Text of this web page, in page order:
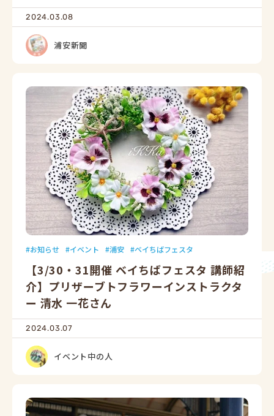
2024.03.08
浦安新聞
お知らせ イベント 浦安 ベイちばフェスタ
【3/30・31開催 ベイちばフェスタ 講師紹
介】プリザーブトフラワーインストラクタ
ー 清水 一花さん
2024.03.07
イベント中の人